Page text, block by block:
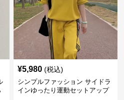
¥5,980 (税込)
シンプルファッション サイドラ
インゆったり運動セットアップ